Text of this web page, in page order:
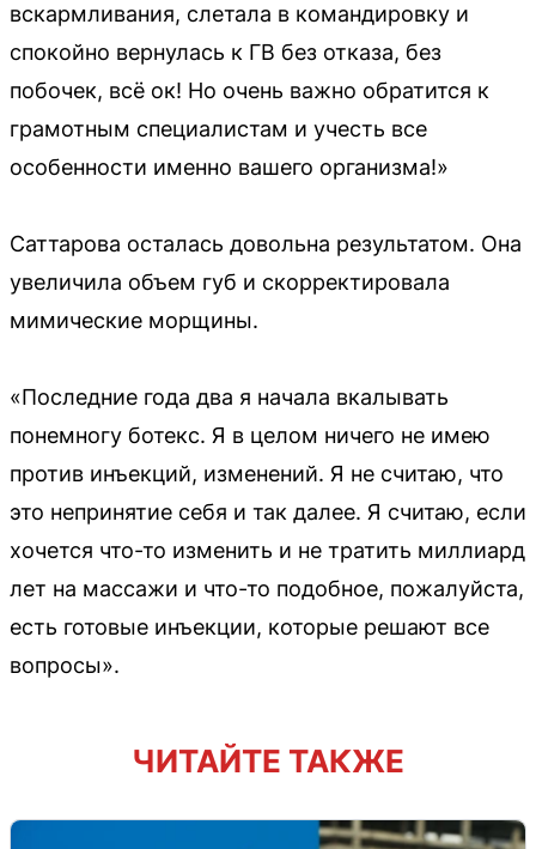
вскармливания, слетала в командировку и
спокойно вернулась к ГВ без отказа, без
побочек, всё ок! Но очень важно обратится к
грамотным специалистам и учесть все
особенности именно вашего организма!»
Саттарова осталась довольна результатом. Она
увеличила объем губ и скорректировала
мимические морщины.
«Последние года два я начала вкалывать
понемногу ботекс. Я в целом ничего не имею
против инъекций, изменений. Я не считаю, что
это непринятие себя и так далее. Я считаю, если
хочется что-то изменить и не тратить миллиард
лет на массажи и что-то подобное, пожалуйста,
есть готовые инъекции, которые решают все
вопросы».
ЧИТАЙТЕ ТАКЖЕ